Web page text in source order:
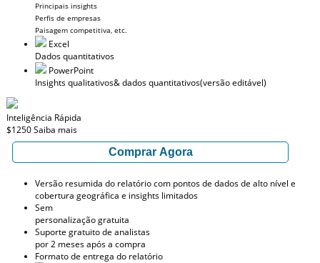
Principais insights
Perfis de empresas
Paisagem competitiva, etc.
Excel
Dados quantitativos
PowerPoint
Insights qualitativos& dados quantitativos(versão editável)
Inteligência Rápida
$1250Saiba mais
Comprar Agora
Versão resumida do relatório com pontos de dados de alto nível e
cobertura geográfica e insights limitados
Sem
personalização gratuita
Suporte gratuito de analistas
por 2 meses após a compra
Formato de entrega do relatório